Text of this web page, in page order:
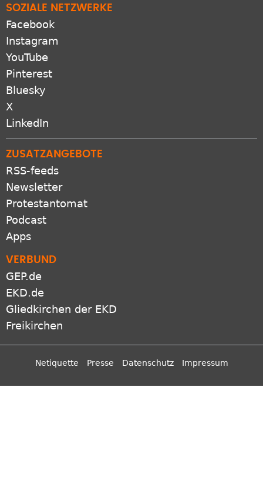
SOZIALE NETZWERKE
Facebook
Instagram
YouTube
Pinterest
Bluesky
X
LinkedIn
ZUSATZANGEBOTE
RSS-feeds
Newsletter
Protestantomat
Podcast
Apps
VERBUND
GEP.de
EKD.de
Gliedkirchen der EKD
Freikirchen
Netiquette Presse Datenschutz Impressum